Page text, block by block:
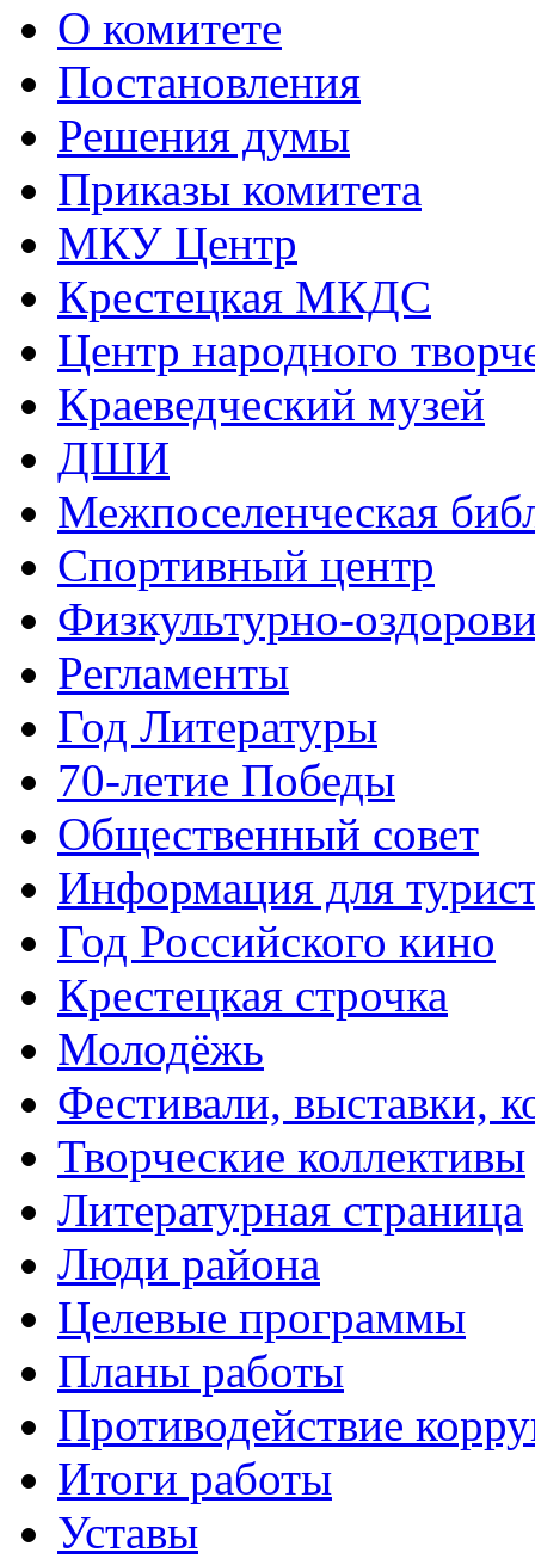
О комитете
Постановления
Решения думы
Приказы комитета
МКУ Центр
Крестецкая МКДС
Центр народного
Краеведческий музей
ДШИ
Межпоселенческая
Спортивный центр
Физкультурно-
Регламенты
Год Литературы
70-летие Победы
Общественный совет
Информация для
Год Российского кино
Крестецкая строчка
Молодёжь
Фестивали, выставки,
Творческие коллективы
Литературная страница
Люди района
Целевые программы
Планы работы
Противодействие
Итоги работы
Уставы